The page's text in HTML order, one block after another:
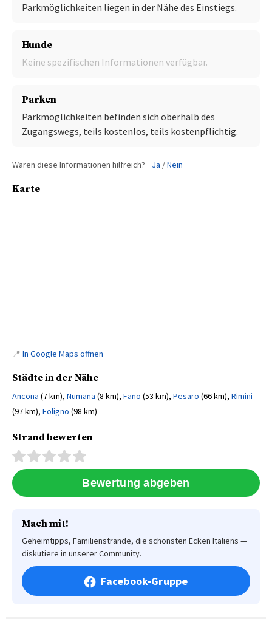
Parkmöglichkeiten liegen in der Nähe des Einstiegs.
Hunde
Keine spezifischen Informationen verfügbar.
Parken
Parkmöglichkeiten befinden sich oberhalb des
Zugangswegs, teils kostenlos, teils kostenpflichtig.
Waren diese Informationen hilfreich? Ja /Nein
Karte
📍 In Google Maps öffnen
Städte in der Nähe
Ancona (7 km), Numana (8 km), Fano (53 km), Pesaro (66 km), Rimini
(97 km), Foligno (98 km)
Strand bewerten
Mach mit!
Geheimtipps, Familienstrände, die schönsten Ecken Italiens —
diskutiere in unserer Community.
Facebook-Gruppe